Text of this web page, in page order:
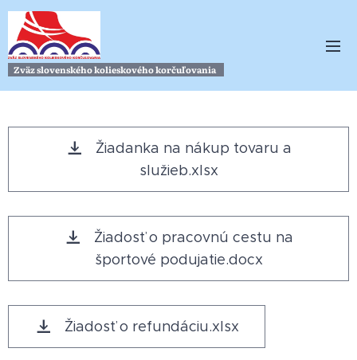
Zväz slovenského kolieskového korčuľovania
Žiadanka na nákup tovaru a
služieb.xlsx
Žiadosť o pracovnú cestu na
športové podujatie.docx
Žiadosť o refundáciu.xlsx